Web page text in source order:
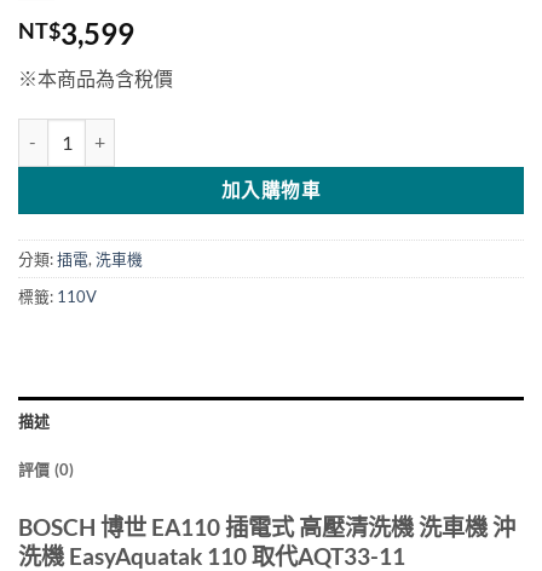
NT$3,599
※本商品為含稅價
加入購物車
分類:插電, 洗車機
標籤: 110V
描述
評價 (0)
BOSCH 博世 EA110 插電式 高壓清洗機 洗車機 沖
洗機 EasyAquatak 110 取代AQT33-11